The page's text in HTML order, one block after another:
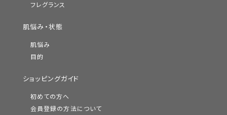
フレグランス
肌悩み・状態
肌悩み
目的
ショッピングガイド
初めての方へ
会員登録の方法について